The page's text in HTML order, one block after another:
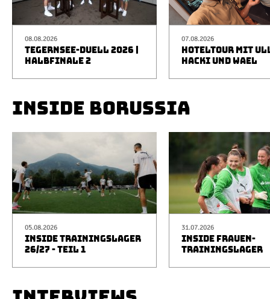
08.08.2026
TEGERNSEE-DUELL 2026 |
HALBFINALE 2
07.08.2026
HOTELTOUR MIT
HACKI UND WAEL
INSIDE BORUSSIA
05.08.2026
INSIDE TRAININGSLAGER
26/27 - TEIL 1
31.07.2026
INSIDE FRAUEN-
TRAININGSLAGER